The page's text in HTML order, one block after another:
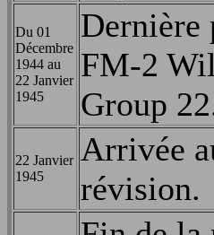
Du 01
Décembre
1944 au
22 Janvier
1945
Dernière
FM-2
Group
22 Janvier
1945
Arrivée
révision.